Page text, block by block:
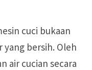
cuci bukaan
yang bersih. Oleh
air cucian secara